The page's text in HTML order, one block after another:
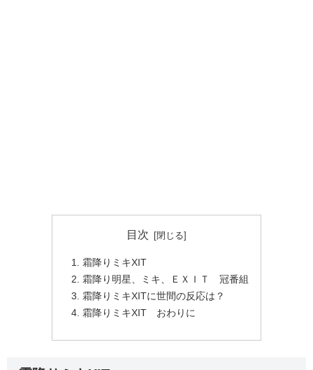
目次
霜降りミキXIT
霜降り明星、ミキ、ＥＸＩＴ 冠番組
霜降りミキXITに世間の反応は？
霜降りミキXIT おわりに